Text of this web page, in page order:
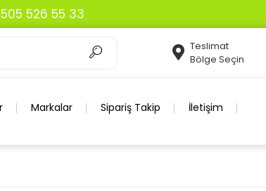
505 526 55 33
Teslimat
Bölge Seçin
Markalar Sipariş Takip İletişim